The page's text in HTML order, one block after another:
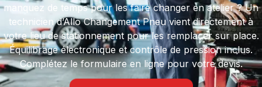
manquez de temps pour les faire changer en atelier ? Un
technicien d’Allo Changement Pneu vient directement à
votre lieu de stationnement pour les remplacer sur place.
Équilibrage électronique et contrôle de pression inclus.
Complétez le formulaire en ligne pour votre devis.